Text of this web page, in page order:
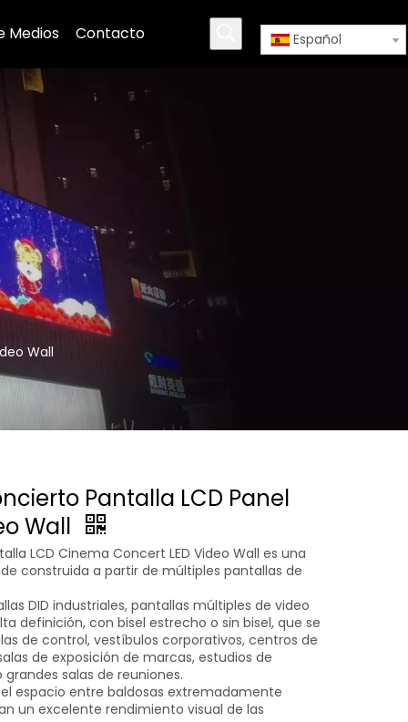
Medios Contacto Español
Wall
Pantalla LCD Panel
Wall
LCD Cinema Concert LED Video Wall es una
construida a partir de múltiples pantallas de
DID industriales, pantallas múltiples de video
definición, con bisel estrecho o sin bisel, que se
de control, vestíbulos corporativos, centros de
de exposición de marcas, estudios de
grandes salas de reuniones.
el espacio entre baldosas extremadamente
un excelente rendimiento visual de las